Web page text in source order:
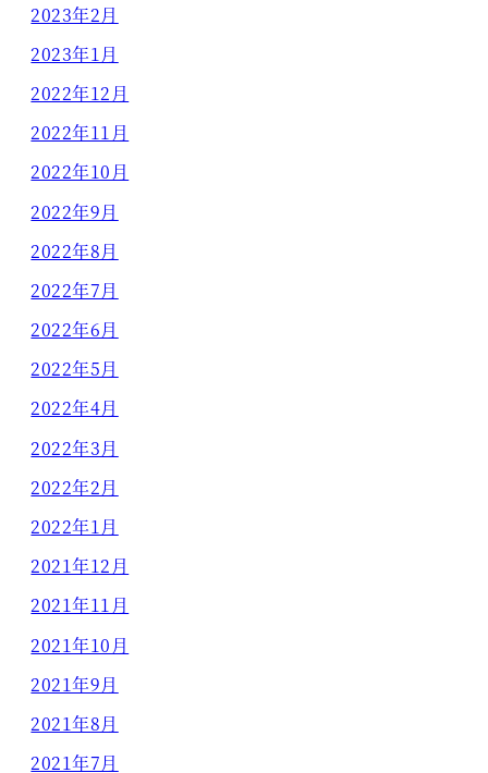
2023年2月
2023年1月
2022年12月
2022年11月
2022年10月
2022年9月
2022年8月
2022年7月
2022年6月
2022年5月
2022年4月
2022年3月
2022年2月
2022年1月
2021年12月
2021年11月
2021年10月
2021年9月
2021年8月
2021年7月